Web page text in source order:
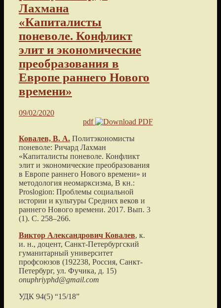
Лахмана
«Капиталисты
поневоле. Конфликт
элит и экономические
преобразования в
Европе раннего Нового
времени»
09/02/2020
pdf
Ковалев, В. А. Политэкономисты
поневоле: Ричард Лахман
«Капиталисты поневоле. Конфликт
элит и экономические преобразования
в Европе раннего Нового времени» и
методология неомарксизма, В кн.:
Proslogion: Проблемы социальной
истории и культуры Средних веков и
раннего Нового времени. 2017. Вып. 3
(1). С. 258–266.
Виктор Александрович Ковалев, к.
и. н., доцент, Санкт-Петербургский
гуманитарный университет
профсоюзов (192238, Россия, Санкт-
Петербург, ул. Фучика, д. 15)
onuphriyphd@gmail.com
УДК 94(5) “15/18”